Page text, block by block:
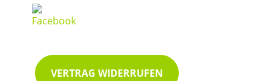
VERTRAG WIDERRUFEN